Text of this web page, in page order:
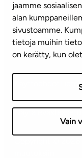
jaamme
alan
sivustoamme.
tietoja muihin
on kerätty, kun
Vain
Tilaa